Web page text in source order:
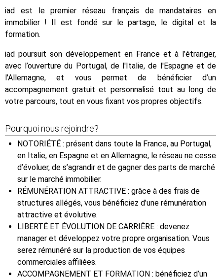
iad est le premier réseau français de mandataires en
immobilier ! Il est fondé sur le partage, le digital et la
formation.
iad poursuit son développement en France et à l’étranger,
avec l’ouverture du Portugal, de l'Italie, de l'Espagne et de
l'Allemagne, et vous permet de bénéficier d’un
accompagnement gratuit et personnalisé tout au long de
votre parcours, tout en vous fixant vos propres objectifs.
Pourquoi nous rejoindre?
NOTORIÉTÉ : présent dans toute la France, au Portugal,
en Italie, en Espagne et en Allemagne, le réseau ne cesse
d’évoluer, de s’agrandir et de gagner des parts de marché
sur le marché immobilier.
RÉMUNÉRATION ATTRACTIVE : grâce à des frais de
structures allégés, vous bénéficiez d’une rémunération
attractive et évolutive.
LIBERTÉ ET ÉVOLUTION DE CARRIÈRE : devenez
manager et développez votre propre organisation. Vous
serez rémunéré sur la production de vos équipes
commerciales affiliées.
ACCOMPAGNEMENT ET FORMATION : bénéficiez d’un